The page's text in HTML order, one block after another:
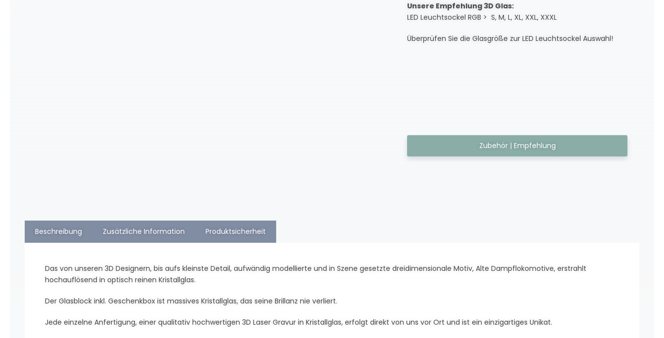
Unsere Empfehlung 3D Glas:
LED Leuchtsockel RGB > S, M, L, XL, XXL, XXXL
Überprüfen Sie die Glasgröße zur LED Leuchtsockel Auswahl!
Zubehör | Empfehlung
Beschreibung Zusätzliche Information Produktsicherheit
Das von unseren 3D Designern, bis aufs kleinste Detail, aufwändig modellierte und in Szene gesetzte dreidimensionale Motiv, Alte Dampflokomotive, erstrahlt
hochauflösend in optisch reinen Kristallglas.
Der Glasblock inkl. Geschenkbox ist massives Kristallglas, das seine Brillanz nie verliert.
Jede einzelne Anfertigung, einer qualitativ hochwertigen 3D Laser Gravur in Kristallglas, erfolgt direkt von uns vor Ort und ist ein einzigartiges Unikat.